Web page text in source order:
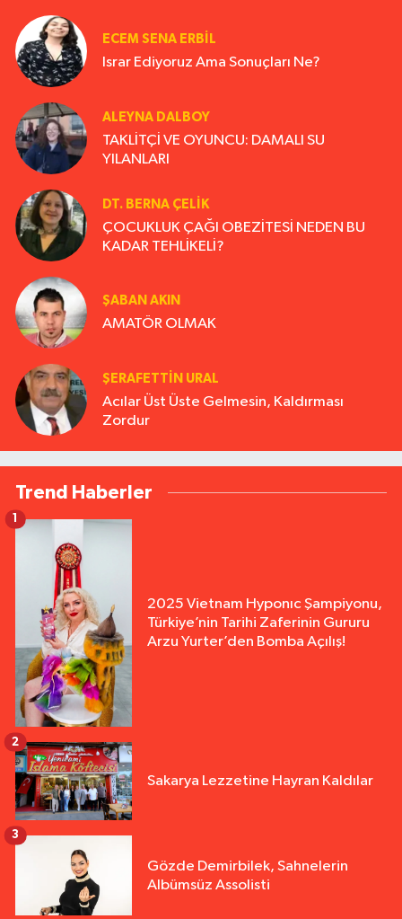
ECEM SENA ERBIL
Israr Ediyoruz Ama Sonuçları Ne?
ALEYNA DALBOY
TAKLİTÇİ VE OYUNCU: DAMALI SU
YILANLARI
DT. BERNA ÇELIK
ÇOCUKLUK ÇAĞI OBEZİTESİ NEDEN BU
KADAR TEHLİKELİ?
ŞABAN AKIN
AMATÖR OLMAK
ŞERAFETTIN URAL
Acılar Üst Üste Gelmesin, Kaldırması
Zordur
Trend Haberler
2025 Vietnam Hyponıc Şampiyonu,
Türkiye’nin Tarihi Zaferinin Gururu
Arzu Yurter’den Bomba Açılış!
1
Sakarya Lezzetine Hayran Kaldılar
2
Gözde Demirbilek, Sahnelerin
Albümsüz Assolisti
3